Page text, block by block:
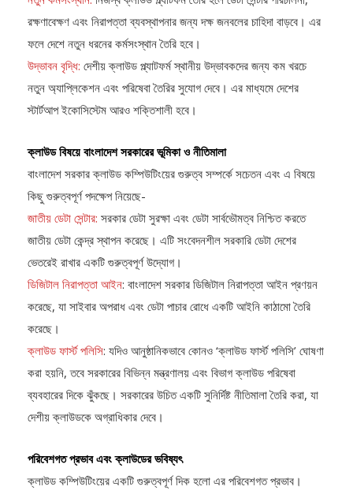
রক্ষণাবেক্ষণ এবং নিরাপত্তা ব্যবস্থাপনার জন্য দক্ষ জনবলের চাহিদা বাড়বে। এর
ফলে দেশে নতুন ধরনের কর্মসংস্থান তৈরি হবে।
উদ্ভাবন বৃদ্ধি: দেশীয় ক্লাউড প্ল্যাটফর্ম স্থানীয় উদ্ভাবকদের জন্য কম খরচে
নতুন অ্যাপ্লিকেশন এবং পরিষেবা তৈরির সুযোগ দেবে। এর মাধ্যমে দেশের
স্টার্টআপ ইকোসিস্টেম আরও শক্তিশালী হবে।
ক্লাউড বিষয়ে বাংলাদেশ সরকারের ভূমিকা ও নীতিমালা
বাংলাদেশ সরকার ক্লাউড কম্পিউটিংয়ের গুরুত্ব সম্পর্কে সচেতন এবং এ বিষয়ে
কিছু গুরুত্বপূর্ণ পদক্ষেপ নিয়েছে-
জাতীয় ডেটা সেন্টার: সরকার ডেটা সুরক্ষা এবং ডেটা সার্বভৌমত্ব নিশ্চিত করতে
জাতীয় ডেটা কেন্দ্র স্থাপন করেছে। এটি সংবেদনশীল সরকারি ডেটা দেশের
ভেতরেই রাখার একটি গুরুত্বপূর্ণ উদ্যোগ।
ডিজিটাল নিরাপত্তা আইন: বাংলাদেশ সরকার ডিজিটাল নিরাপত্তা আইন প্রণয়ন
করেছে, যা সাইবার অপরাধ এবং ডেটা পাচার রোধে একটি আইনি কাঠামো তৈরি
করেছে।
ক্লাউড ফার্স্ট পলিসি: যদিও আনুষ্ঠানিকভাবে কোনও ‘ক্লাউড ফার্স্ট পলিসি’ ঘোষণা
করা হয়নি, তবে সরকারের বিভিন্ন মন্ত্রণালয় এবং বিভাগ ক্লাউড পরিষেবা
ব্যবহারের দিকে ঝুঁকছে। সরকারের উচিত একটি সুনির্দিষ্ট নীতিমালা তৈরি করা, যা
দেশীয় ক্লাউডকে অগ্রাধিকার দেবে।
পরিবেশগত প্রভাব এবং ক্লাউডের ভবিষ্যৎ
ক্লাউড কম্পিউটিংয়ের একটি গুরুত্বপূর্ণ দিক হলো এর পরিবেশগত প্রভাব।